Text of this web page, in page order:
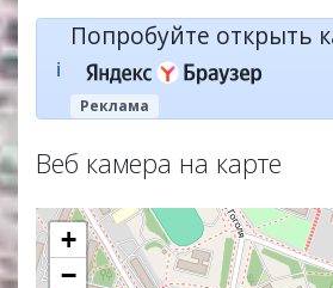
ℹ️
Попробуйте открыть
Реклама
Веб камера на карте
+
−